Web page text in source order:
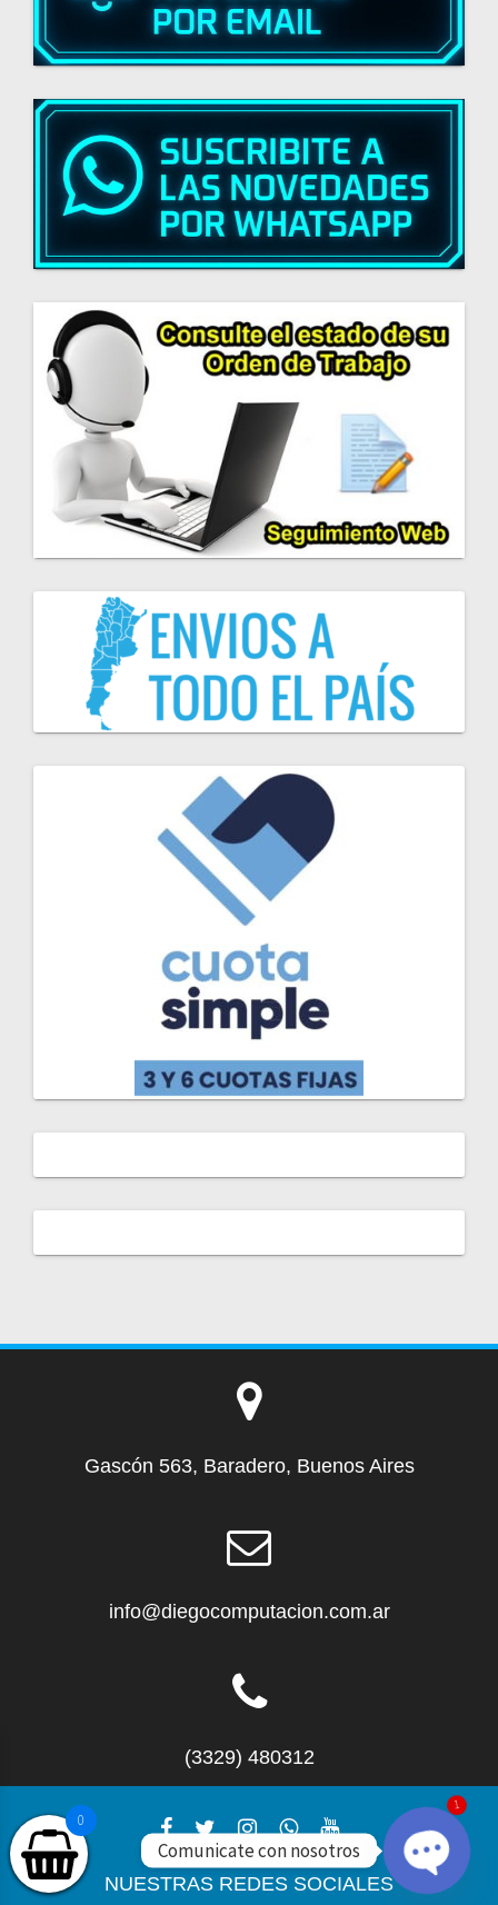
Gascón 563, Baradero, Buenos Aires
info@diegocomputacion.com.ar
(3329) 480312
NUESTRAS REDES SOCIALES
0
Comunicate con nosotros